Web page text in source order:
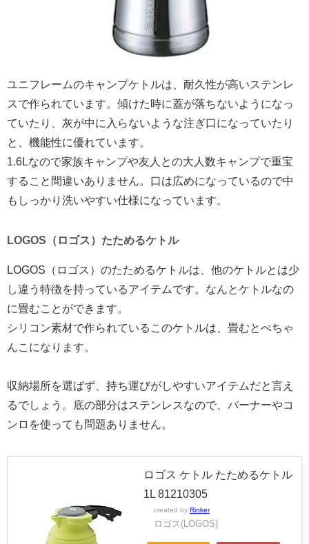
ユニフレームのキャンプケトルは、耐久性が高いステンレ
スで作られています。傾けた時に蓋が落ちないようになっ
ていたり、灰が中に入らないような注ぎ口になっていたり
と、機能性に優れています。
1.6Lなので家族キャンプや友人との大人数キャンプで重宝
すること間違いありません。口は広めになっているので中
もしっかり洗いやすい仕様になっています。
LOGOS（ロゴス）たためるケトル
LOGOS（ロゴス）のたためるケトルは、他のケトルとは少
し違う特徴を持っているアイテムです。なんとケトルなの
に畳むことができます。
シリコン素材で作られているこのケトルは、畳むとぺちゃ
んこになります。
収納場所を選ばず、持ち運びがしやすいアイテムだと言え
るでしょう。底の部分はステンレスなので、バーナーやコ
ンロを使っても問題ありません。
ロゴス ケトル たためるケトル
1L 81210305
created by Rinker
ロゴス(LOGOS)